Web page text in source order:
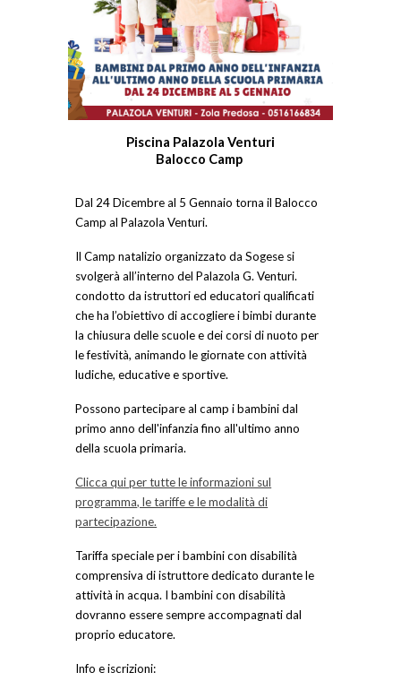
Piscina Palazola Venturi
Balocco Camp
Dal 24 Dicembreal 5 Gennaio torna il Balocco
Camp al Palazola Venturi.
Il Camp natalizio organizzato da Sogese si
svolgerà all’interno del Palazola G. Venturi.
condotto da istruttori ed educatori qualificati
che ha l’obiettivo di accogliere i bimbi durante
la chiusura delle scuole e dei corsi di nuoto per
le festività, animando le giornate con attività
ludiche, educative e sportive.
Possono partecipare al camp i bambini dal
primo anno dell'infanzia fino all'ultimo anno
della scuola primaria.
Clicca qui per tutte le informazioni sul
programma, le tariffe e le modalità di
partecipazione.
Tariffa speciale per i bambini con disabilità
comprensiva di istruttore dedicato durante le
attività in acqua. I bambini con disabilità
dovranno essere sempre accompagnati dal
proprio educatore.
Info e iscrizioni: